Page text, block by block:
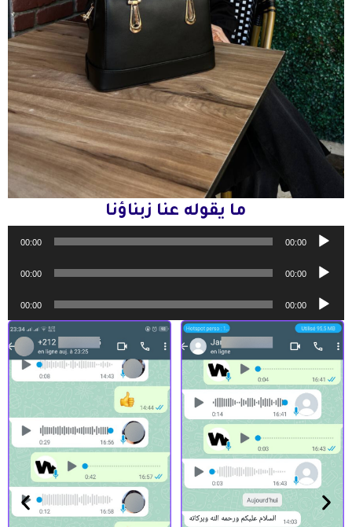
ما يقوله عنا زبناؤنا
مشغل
الصوت
00:00
00:00
مشغل
الصوت
00:00
00:00
مشغل
الصوت 00:00
00:00